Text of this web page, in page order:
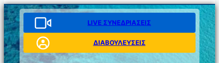
LIVE ΣΥΝΕΔΡΙΑΣΕΙΣ
ΔΙΑΒΟΥΛΕΥΣΕΙΣ